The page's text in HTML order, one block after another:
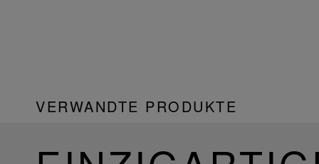
VERWANDTE PRODUKTE